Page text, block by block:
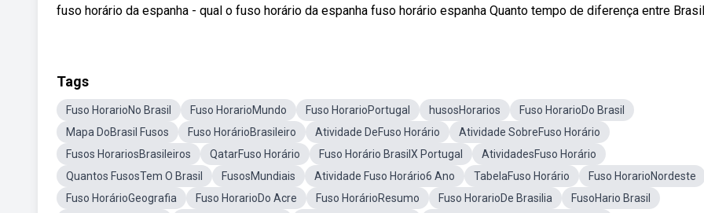
fuso horário da espanha - qual o fuso horário da espanha fuso horário espanha Quanto tempo de diferença entre Brasil
Tags
Fuso HorarioNo Brasil Fuso HorarioMundo Fuso HorarioPortugal husosHorarios
Fuso HorarioDo Brasil
Mapa DoBrasil Fusos
Fuso HorárioBrasileiro Atividade DeFuso Horário
Atividade SobreFuso Horário
Fusos HorariosBrasileiros
QatarFuso Horário Fuso Horário BrasilX Portugal
AtividadesFuso Horário
Quantos FusosTem O Brasil
FusosMundiais Atividade Fuso Horário6 Ano TabelaFuso Horário
Fuso HorarioNordeste
Fuso HorárioGeografia
Fuso HorarioDo Acre Fuso HorárioResumo Fuso HorarioDe Brasilia
FusoHario Brasil